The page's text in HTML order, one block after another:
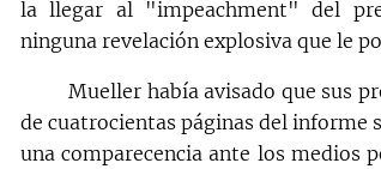
la llegar al "impeachment" del
ninguna revelación explosiva que le
Mueller había avisado que sus
de cuatrocientas páginas del informe
una comparecencia ante los medios